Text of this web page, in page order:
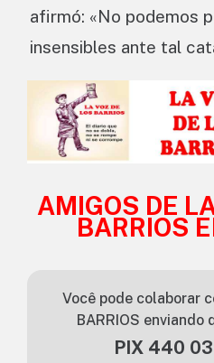
afirmó: «No podemos
insensibles ante tal
AMIGOS DE
BARRIOS
Você pode colaborar
BARRIOS enviando
PIX 440